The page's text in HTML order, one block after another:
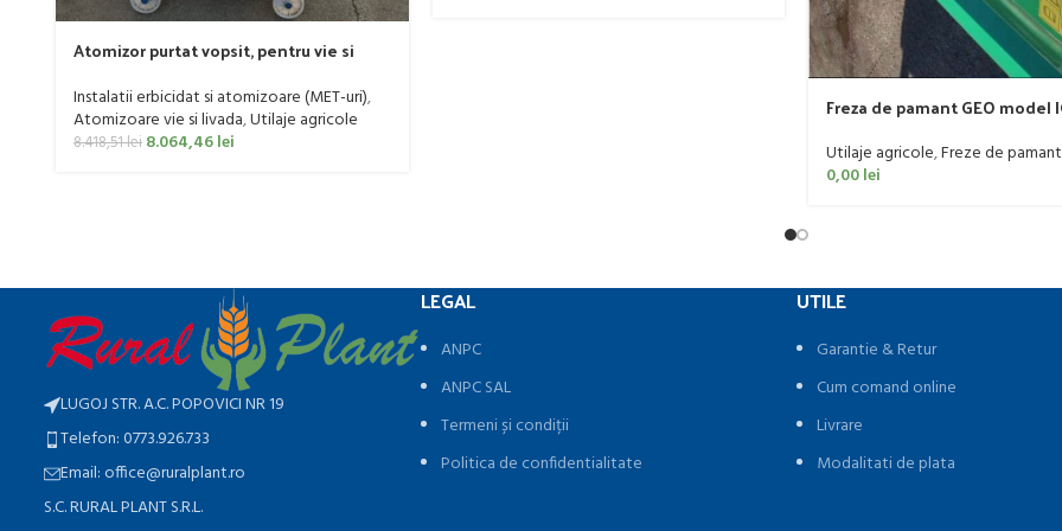
Atomizor purtat vopsit, pentru vie si
litri
Instalatii erbicidat si atomizoare (MET-uri),
Atomizoare vie si livada,Utilaje agricole
8.418,51lei 8.064,46lei
Freza de pamant GEO model
Utilaje agricole,Freze de pamant
0,00lei
LUGOJ STR. A.C. POPOVICI NR 19
Telefon: 0773.926.733
Email: office@ruralplant.ro
S.C. RURAL PLANT S.R.L.
LEGAL
ANPC
ANPC SAL
Termeni și condiții
Politica de confidentialitate
UTILE
Garantie & Retur
Cum comand online
Livrare
Modalitati de plata